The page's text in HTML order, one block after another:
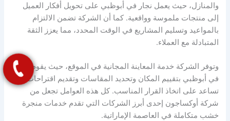
والمنازل، حيث يعمل نجار في أبوظبي على تحويل أفكار العميل
إلى منتجات ملموسة وواقعية. كما أن الشركة تضمن الالتزام
بالمواعيد وتسليم المشاريع في الوقت المحدد، مما يعزز الثقة
المتبادلة مع العملاء.
وتوفر الشركة خدمة المعاينة المجانية في الموقع، حيث يقوم نجار
في أبوظبي بتقييم المكان وتحديد المقاسات وتقديم اقتراحات فنية
تساعد على اتخاذ القرار المناسب. كل هذه العوامل تجعل من
شركة أوكساجون إحدى أبرز الشركات التي تقدم خدمات منجرة
خشب متكاملة في العاصمة الإماراتية.